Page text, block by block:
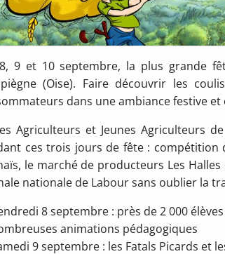
9 et 10 septembre, la plus grande
(Oise). Faire découvrir les
dans une ambiance festive
Agriculteurs et Jeunes Agriculteurs
ces trois jours de fête : compétition
le marché de producteurs Les
nationale de Labour sans oublier la
8 septembre : près de 2 000
animations pédagogiques
9 septembre : les Fatals Picards et